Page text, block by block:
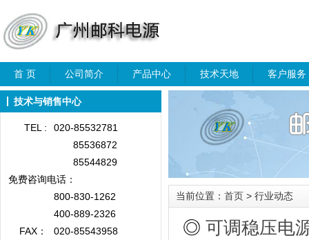
首 页 公司简介 产品中心 技术天地 客户服务
技术与销售中心
TEL :
020-85532781
85536872
85544829
免费咨询电话：
800-830-1262
400-889-2326
FAX：
020-85543958
当前位置： 首页 > 行业动态
◎ 可调稳压电